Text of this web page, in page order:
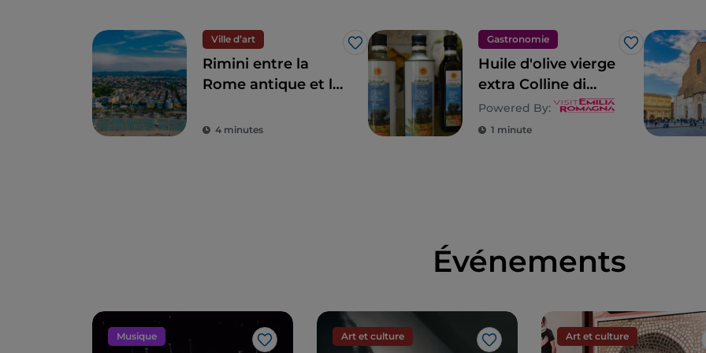
Ville d’art
J’aime
Rimini entre la
Rome antique et la
Renaissance
4 minutes
Gastronomie
J’aime
Huile d'olive vierge
extra Colline di
Romagna AOP
Powered By:
1 minute
Événements
Musique
J’aime
Art et culture
J’aime
Art et culture